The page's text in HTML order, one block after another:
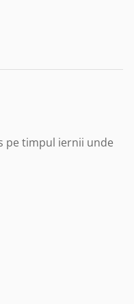
pe timpul iernii unde